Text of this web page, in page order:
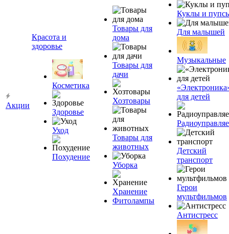
Акции
Красота и
здоровье
Косметика
Здоровье
Уход
Похудение
Товары для
дома
Товары для
дачи
Хозтовары
Товары для
животных
Уборка
Хранение
Фитолампы
Куклы и
Для малышей
Музыкальные
для детей
Детский
транспорт
Герои
мультфильмов
Антистресс